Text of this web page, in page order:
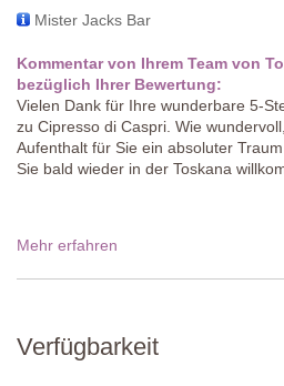
Mister Jacks Bar
Kommentar von Ihrem Team von
bezüglich Ihrer Bewertung:
Vielen Dank für Ihre wunderbare 5-
zu Cipresso di Caspri. Wie
Aufenthalt für Sie ein absoluter Traum
Sie bald wieder in der Toskana
Mehr erfahren
Verfügbarkeit